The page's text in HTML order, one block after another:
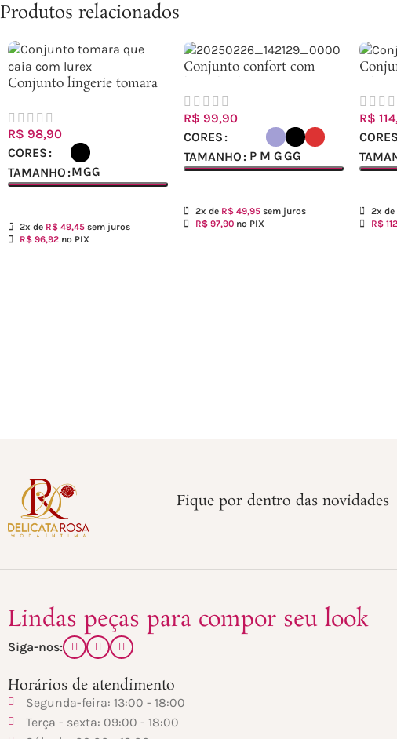
Produtos relacionados
Conjunto lingerie tomara
R$ 98,90
CORES
TAMANHO MGG
2x de R$ 49,45 sem juros
R$ 96,92 no PIX
Conjunto confort com
transpassada
R$ 99,90
CORES
TAMANHO
P M GGG
2x de R$ 49,95 sem juros
R$ 97,90 no PIX
R$
CORES
2x de
R$
Fique por dentro das novidades
Lindas peças para compor seu look
Siga-nos:
Horários de atendimento
Segunda-feira: 13:00 - 18:00
Terça - sexta: 09:00 - 18:00